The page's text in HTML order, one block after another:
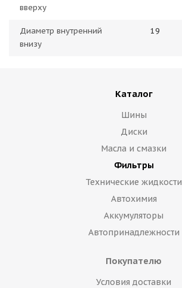
вверху
Диаметр внутренний
внизу
19
Каталог
Шины
Диски
Масла и смазки
Фильтры
Технические жидкости
Автохимия
Аккумуляторы
Автопринадлежности
Покупателю
Условия доставки